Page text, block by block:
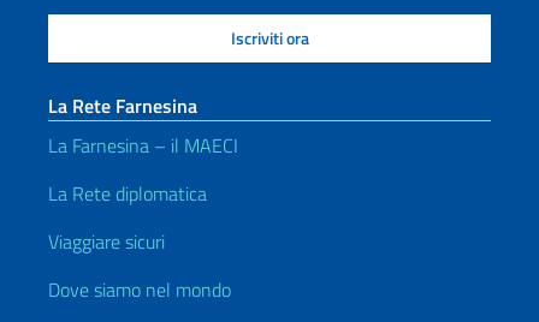
La Rete Farnesina
La Farnesina – il MAECI
La Rete diplomatica
Viaggiare sicuri
Dove siamo nel mondo